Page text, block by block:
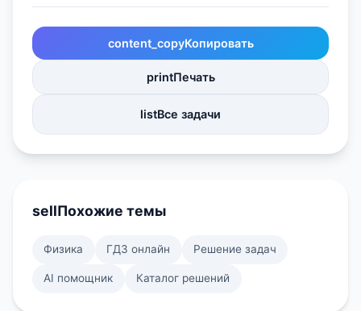
content_copyКопировать
printПечать
listВсе задачи
sellПохожие темы
Физика ГДЗ онлайн Решение задач
AI помощник Каталог решений